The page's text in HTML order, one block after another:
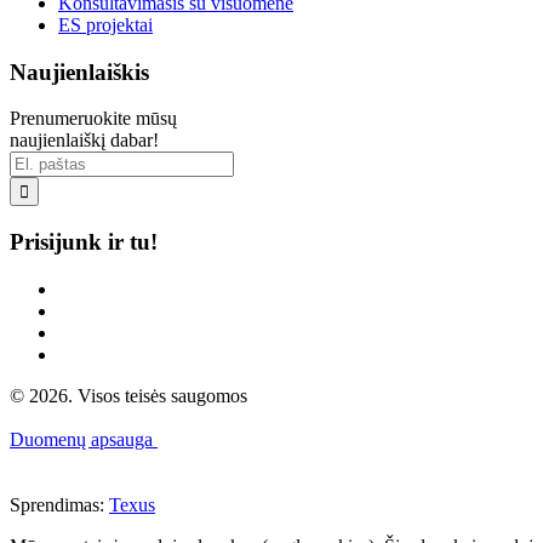
ES projektai
Naujienlaiškis
Prenumeruokite mūsų
naujienlaiškį dabar!

Prisijunk ir tu!
© 2026. Visos teisės saugomos
Duomenų apsauga
Sprendimas: Texus